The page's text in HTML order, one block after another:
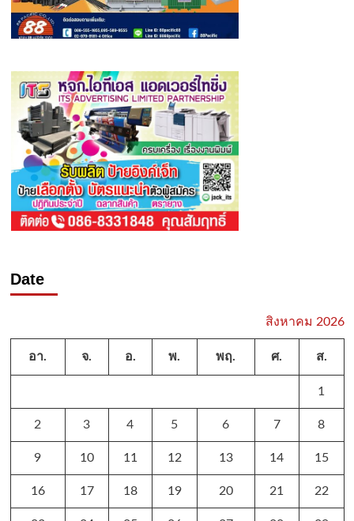
Date
สิงหาคม 2026
อา. จ. อ. พ. พฤ. ศ. ส.
1
2 3 4 5 6 7 8
9 10 11 12 13 14 15
16 17 18 19 20 21 22